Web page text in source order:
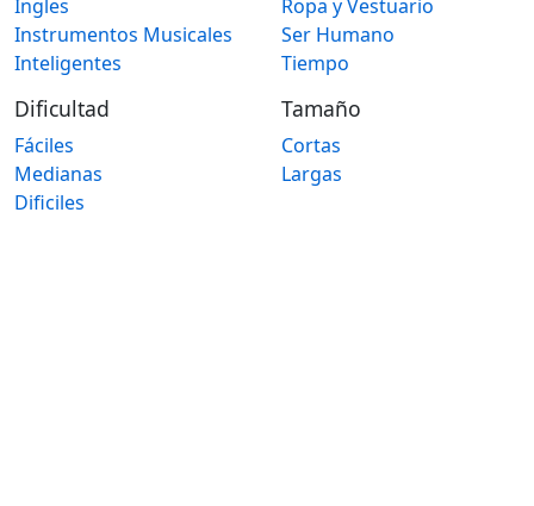
Ingles
Instrumentos Musicales
Inteligentes
Ropa y Vestuario
Ser Humano
Tiempo
Dificultad
Fáciles
Medianas
Dificiles
Tamaño
Cortas
Largas